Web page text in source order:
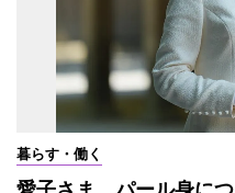
暮らす・働く